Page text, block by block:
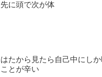
先に頭で次が体
はたから見たら自己中にし
ことが辛い